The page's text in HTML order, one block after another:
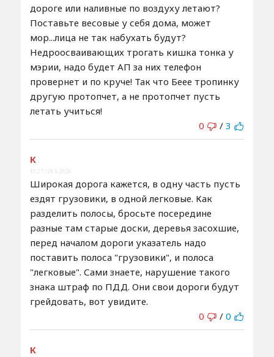
дороге или наливные по воздуху летают?
Поставьте весовые у себя дома, может
мор...лица не так набухать будут?
Недроосваивающих трогать кишка тонка у
мэрии, надо будет АП за них телефон
провернет и по круче! Так что Беее тропинку
другую протопчет, а не протопчет пусть
летать учиться!
0
/ 3
К
10:27 / 26.6.2026
Широкая дорога кажется, в одну часть пусть
ездят грузовики, в одной легковые. Как
разделить полосы, бросьте посередине
разные там старые доски, деревья засохшие,
перед началом дороги указатель надо
поставить полоса "грузовики", и полоса
"легковые". Сами знаете, нарушение такого
знака штраф по ПДД. Они свои дороги будут
грейдовать, вот увидите.
0
/ 0
К